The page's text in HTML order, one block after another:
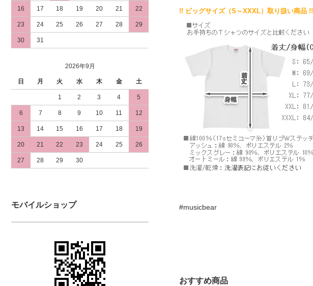
16 17 18 19 20 21 22
23 24 25 26 27 28 29
30 31
2026年9月
日 月 火 水 木 金 土
1 2 3 4 5
6 7 8 9 10 11 12
13 14 15 16 17 18 19
20 21 22 23 24 25 26
27 28 29 30
モバイルショップ
!! ビッグサイズ（S～XXXL）取り扱い商品 !!
#musicbear
おすすめ商品